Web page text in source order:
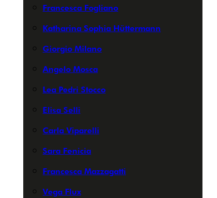
Francesca Fogliano
Katharina Sophia Hüttermann
Giorgio Milano
Angelo Mosca
Lea Pedri Stocco
Elisa Selli
Carla Viparelli
Sara Fenicia
Francesca Mazzagatti
Vega Flux